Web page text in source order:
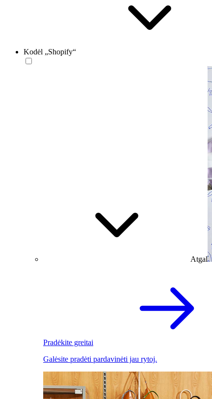
Kodėl „Shopify“
Atgal
Pradėkite greitai
Galėsite pradėti pardavinėti jau rytoj.